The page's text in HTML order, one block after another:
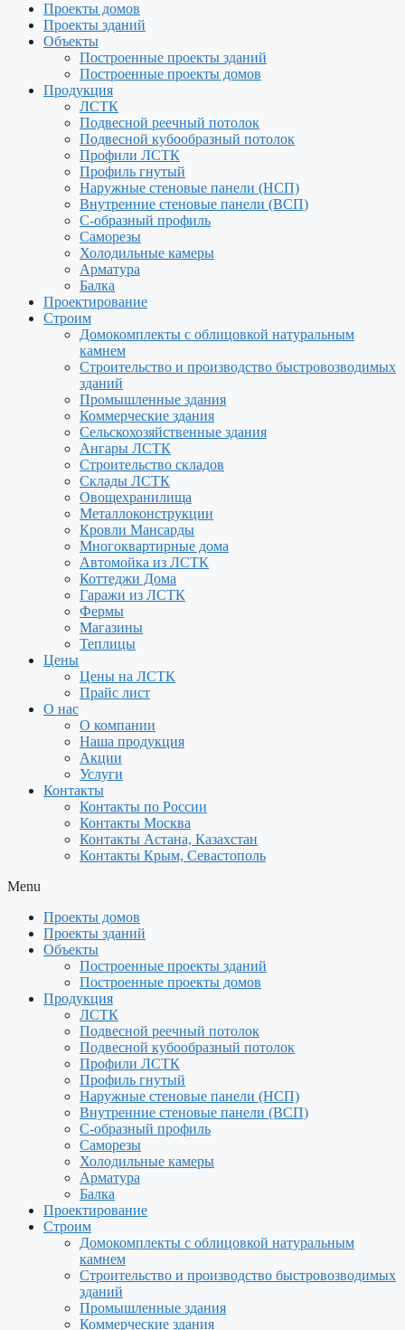
Проекты домов
Проекты зданий
Объекты
Построенные проекты зданий
Построенные проекты домов
Продукция
ЛСТК
Подвесной реечный потолок
Подвесной кубообразный потолок
Профили ЛСТК
Профиль гнутый
Наружные стеновые панели (НСП)
Внутренние стеновые панели (ВСП)
С-образный профиль
Саморезы
Холодильные камеры
Арматура
Балка
Проектирование
Строим
Домокомплекты с облицовкой натуральным
камнем
Строительство и производство быстровозводимых
зданий
Промышленные здания
Коммерческие здания
Сельскохозяйственные здания
Ангары ЛСТК
Строительство складов
Склады ЛСТК
Овощехранилища
Металлоконструкции
Кровли Мансарды
Многоквартирные дома
Автомойка из ЛСТК
Коттеджи Дома
Гаражи из ЛСТК
Фермы
Магазины
Теплицы
Цены
Цены на ЛСТК
Прайс лист
О нас
О компании
Наша продукция
Акции
Услуги
Контакты
Контакты по России
Контакты Москва
Контакты Астана, Казахстан
Контакты Крым, Севастополь
Menu
Проекты домов
Проекты зданий
Объекты
Построенные проекты зданий
Построенные проекты домов
Продукция
ЛСТК
Подвесной реечный потолок
Подвесной кубообразный потолок
Профили ЛСТК
Профиль гнутый
Наружные стеновые панели (НСП)
Внутренние стеновые панели (ВСП)
С-образный профиль
Саморезы
Холодильные камеры
Арматура
Балка
Проектирование
Строим
Домокомплекты с облицовкой натуральным
камнем
Строительство и производство быстровозводимых
зданий
Промышленные здания
Коммерческие здания